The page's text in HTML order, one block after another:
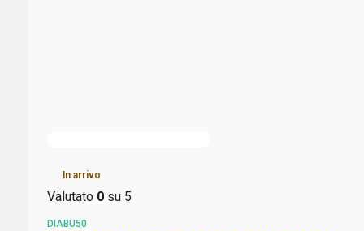
In arrivo
Valutato 0su 5
DIABU50